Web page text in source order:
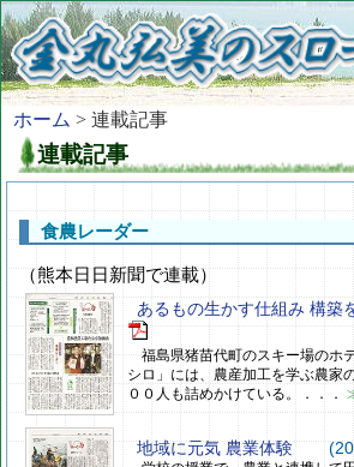
ホーム > 連載記事
連載記事
食農レーダー
（熊本日日新聞で連載）
あるもの生かす仕組み 構築
福島県猪苗代町のスキー場のホ
シロ」には、農産加工を学ぶ農家
００人も詰めかけている。．．．
地域に元気 農業体験